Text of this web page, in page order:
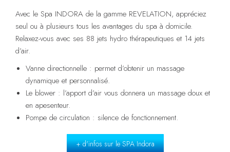
Avec le Spa INDORA de la gamme REVELATION, appréciez
seul ou à plusieurs tous les avantages du spa à domicile.
Relaxez-vous avec ses 88 jets hydro thérapeutiques et 14 jets
d’air.
Vanne directionnelle : permet d’obtenir un massage
dynamique et personnalisé.
Le blower : l’apport d’air vous donnera un massage doux et
en apesenteur.
Pompe de circulation : silence de fonctionnement.
+ d'infos sur le SPA Indora